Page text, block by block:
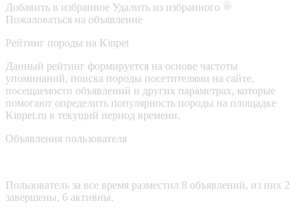
Добавить в избранное Удалить из избранного
Пожаловаться на объявление
Рейтинг породы на Kinpet
Данный рейтинг формируется на основе частоты
упоминаний, поиска породы посетителями на сайте,
посещаемости объявлений и других параметрах, которые
помогают определить популярность породы на площадке
Kinpet.ru в текущий период времени.
Объявления пользователя
Пользователь за все время разместил 8 объявлений, из них 2
завершены, 6 активны.